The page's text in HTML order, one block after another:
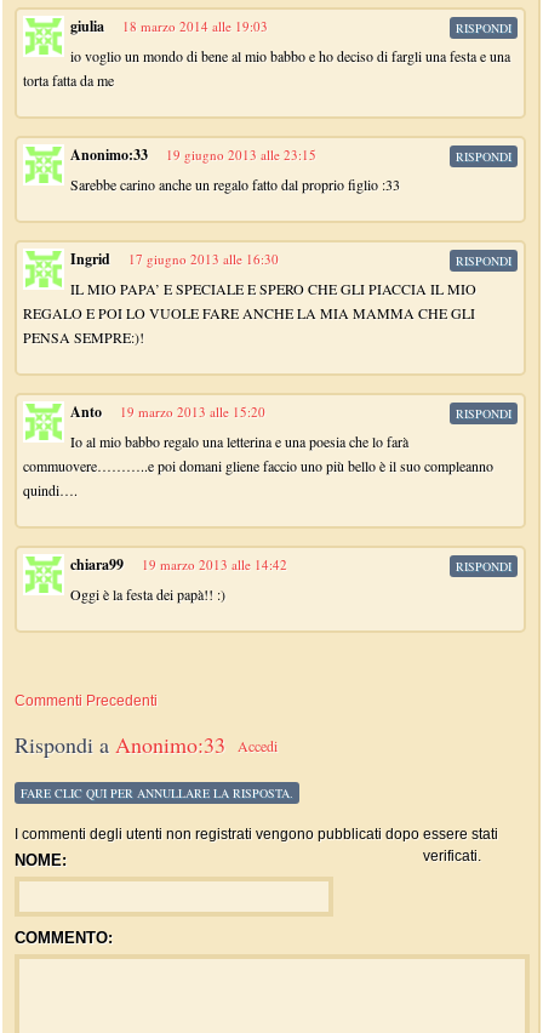
giulia 18 marzo 2014 alle 19:03
io voglio un mondo di bene al mio babbo e ho deciso di fargli una festa e una
torta fatta da me
RISPONDI
Anonimo:33 19 giugno 2013 alle 23:15
Sarebbe carino anche un regalo fatto dal proprio figlio :33
RISPONDI
Ingrid 17 giugno 2013 alle 16:30
IL MIO PAPA’ E SPECIALE E SPERO CHE GLI PIACCIA IL MIO
REGALO E POI LO VUOLE FARE ANCHE LA MIA MAMMA CHE GLI
PENSA SEMPRE:)!
RISPONDI
Anto 19 marzo 2013 alle 15:20
Io al mio babbo regalo una letterina e una poesia che lo farà
commuovere………..e poi domani gliene faccio uno più bello è il suo compleanno
quindi….
RISPONDI
chiara99 19 marzo 2013 alle 14:42
Oggi è la festa dei papà!! :)
RISPONDI
Commenti Precedenti
Rispondi aAnonimo:33 Accedi
FARE CLIC QUI PER ANNULLARE LA RISPOSTA.
I commenti degli utenti non registrati vengono pubblicati dopo essere stati
verificati.
NOME:
COMMENTO: